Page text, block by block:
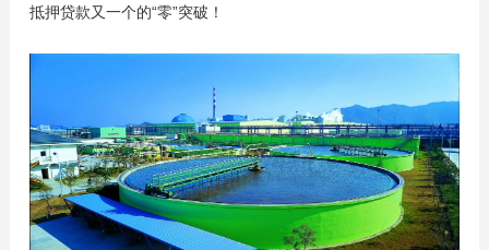
抵押贷款又一个的“零”突破！